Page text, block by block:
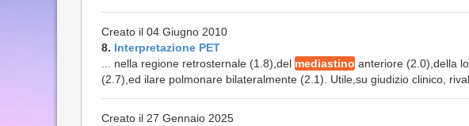
Creato il 04 Giugno 2010
8. Interpretazione PET
... nella regione retrosternale (1.8),del mediastino anteriore (2.0),della
(2.7),ed ilare polmonare bilateralmente (2.1). Utile,su giudizio clinico,
Creato il 27 Gennaio 2025